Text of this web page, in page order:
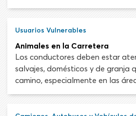
adecuada para minimizar el
del Tráfico en las Carreteras
muertes de motociclistas
frecuencia 28 veces mayor que
vehículos en 2016.
Usuarios Vulnerables
Animales en la Carretera
Los conductores deben estar
salvajes, domésticos y de granja
camino, especialmente en las
haya una señal de advertencia